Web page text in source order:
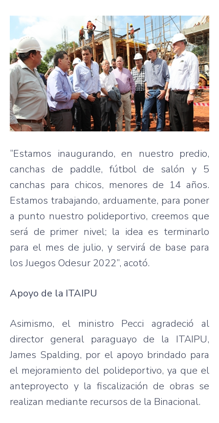
“Estamos inaugurando, en nuestro predio,
canchas de paddle, fútbol de salón y 5
canchas para chicos, menores de 14 años.
Estamos trabajando, arduamente, para poner
a punto nuestro polideportivo, creemos que
será de primer nivel; la idea es terminarlo
para el mes de julio, y servirá de base para
los Juegos Odesur 2022”, acotó.
Apoyo de la ITAIPU
Asimismo, el ministro Pecci agradeció al
director general paraguayo de la ITAIPU,
James Spalding, por el apoyo brindado para
el mejoramiento del polideportivo, ya que el
anteproyecto y la fiscalización de obras se
realizan mediante recursos de la Binacional.